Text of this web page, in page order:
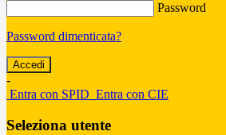
Password
Password dimenticata?
-
Entra con SPID Entra con CIE
Seleziona utente